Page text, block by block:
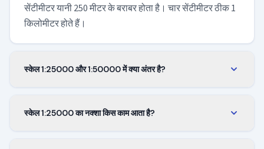
सेंटीमीटर यानी 250 मीटर के बराबर होता है। चार सेंटीमीटर ठीक 1
किलोमीटर होते हैं।
स्केल 1:25000 और 1:50000 में क्या अंतर है?
पर क्षेत्र का चौथाई हिस्सा समेटता है। पैदल यात्रा और सटीक
स्केल 1:25000 का नक्शा किस काम आता है?